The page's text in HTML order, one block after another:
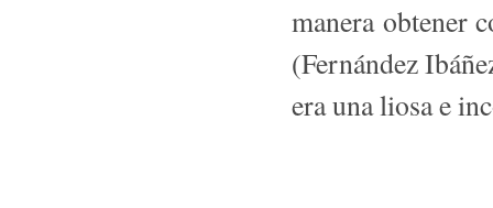
manera obtener
(Fernández
era una liosa e